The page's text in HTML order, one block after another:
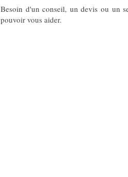
Besoin d'un conseil, un devis ou un
pouvoir vous aider.